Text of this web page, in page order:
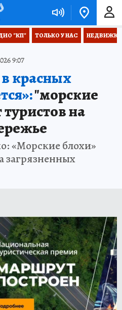
"КП" ТОЛЬКО У НАС НЕДВИЖКА
9:07
красных
"морские
на
«Морские блохи»
загрязненных